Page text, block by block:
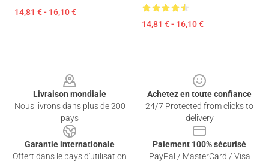
14,81 € - 16,10 €
14,81 € - 16,10 €
Livraison mondiale
Nous livrons dans plus de 200
pays
Achetez en toute confiance
24/7 Protected from clicks to
delivery
Garantie internationale
Offert dans le pays d'utilisation
Paiement 100% sécurisé
PayPal / MasterCard / Visa